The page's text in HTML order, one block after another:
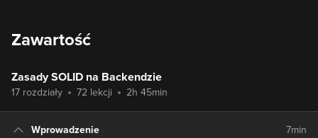
Zawartość
Zasady SOLID na Backendzie
17 rozdziały 72 lekcji 2h 45min
Wprowadzenie 7min